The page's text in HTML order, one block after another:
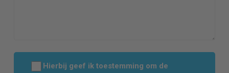
Hierbij geef ik toestemming om de